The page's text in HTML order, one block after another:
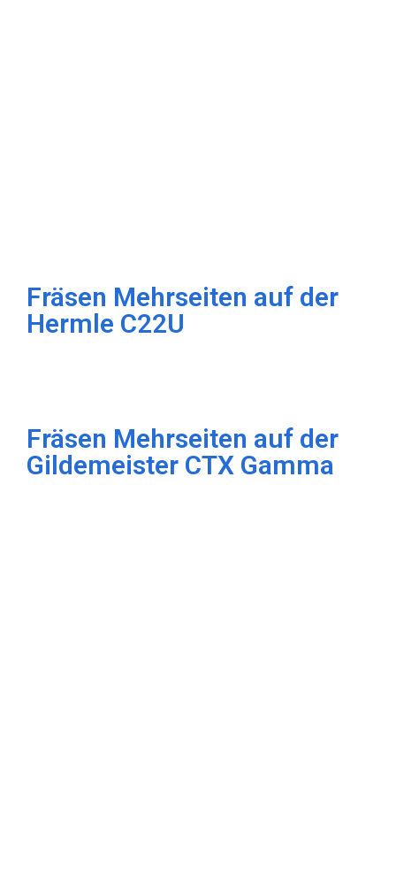
Fräsen Mehrseiten auf der
Hermle C22U
Fräsen Mehrseiten auf der
Gildemeister CTX Gamma